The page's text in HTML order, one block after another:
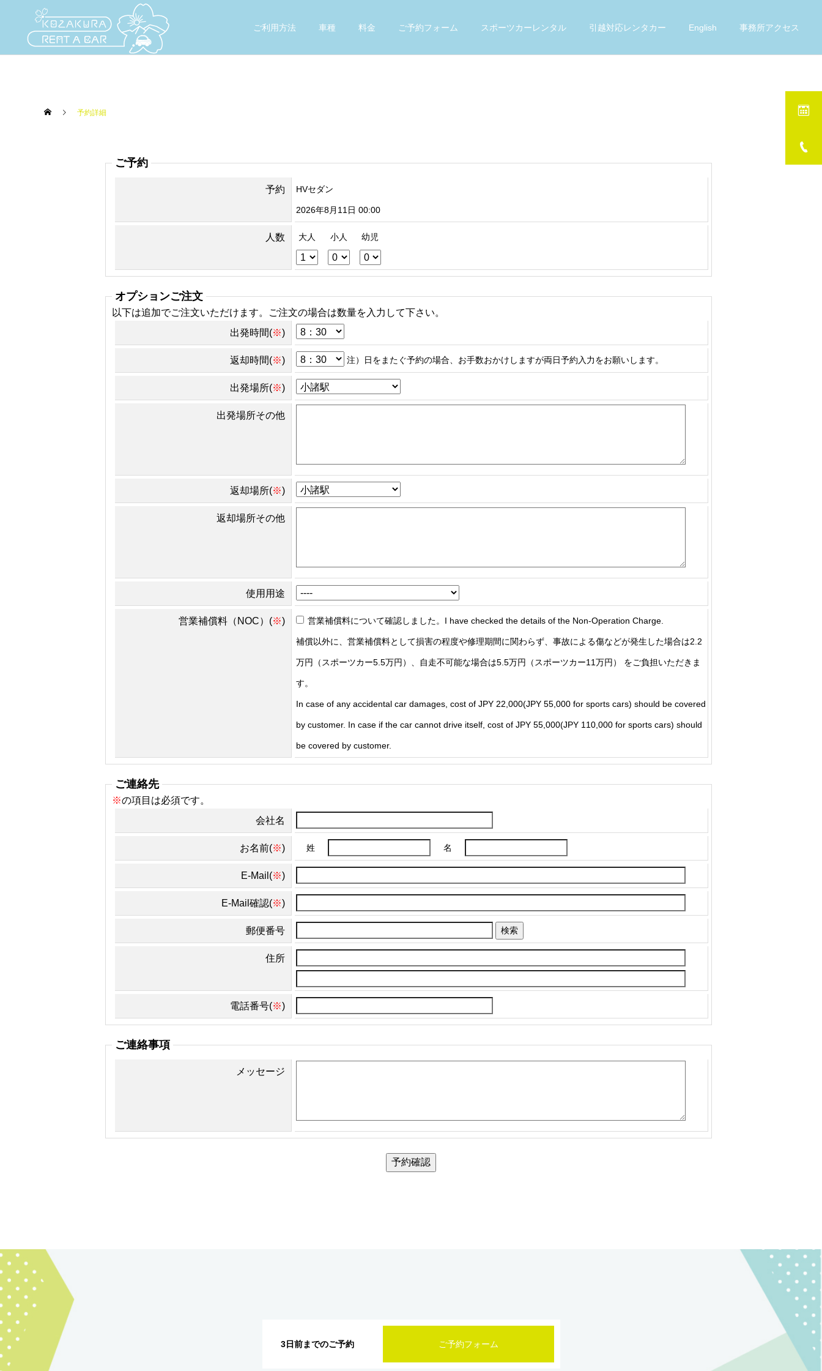
ご利用方法 車種 料金 ご予約フォーム スポーツカーレンタル 引越対応レンタカー English 事務所アクセス
予約詳細
ご予約
予約 HVセダン
2026年8月11日 00:00
人数 大人 小人 幼児
オプションご注文
以下は追加でご注文いただけます。ご注文の場合は数量を入力して下さい。
出発時間(※)
返却時間(※) 注）日をまたぐ予約の場合、お手数おかけしますが両日予約入力をお願いします。
出発場所(※)
出発場所その他
返却場所(※)
返却場所その他
使用用途
営業補償料（NOC）(※) 営業補償料について確認しました。I have checked the details of the Non-Operation Charge.
補償以外に、営業補償料として損害の程度や修理期間に関わらず、事故による傷などが発生した場合は2.2
万円（スポーツカー5.5万円）、自走不可能な場合は5.5万円（スポーツカー11万円） をご負担いただきま
す。
In case of any accidental car damages, cost of JPY 22,000(JPY 55,000 for sports cars) should be covered
by customer. In case if the car cannot drive itself, cost of JPY 55,000(JPY 110,000 for sports cars) should
be covered by customer.
ご連絡先
※の項目は必須です。
会社名
お名前(※) 姓 名
E-Mail(※)
E-Mail確認(※)
郵便番号 検索
住所
電話番号(※)
ご連絡事項
メッセージ
予約確認
3日前までのご予約 ご予約フォーム